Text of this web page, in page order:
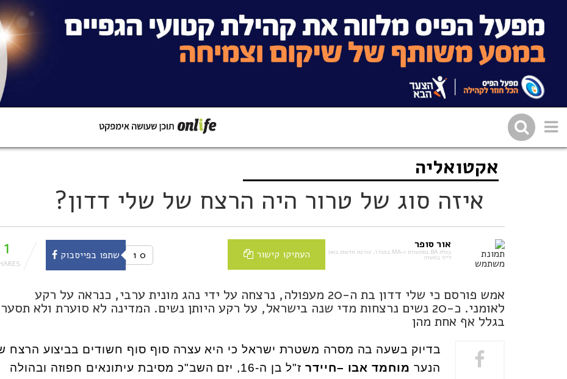
שתפו בפייסבוק
אקטואליה
איזה סוג של טרור היה הרצח של שלי דדון?
אור סופר
בעלת BA בתקשורת ו-MA במגדר, עורכת חדשות באון
לייף במשרה העתיקו קישור 0 שתפו בפייסבוק 1
אמש פורסם כי שלי דדון בת ה-20 מעפולה, נרצחה על ידי נהג מונית ערבי, כנראה על רקע
לאומני. כ-20 נשים נרצחות מדי שנה בישראל, על רקע היותן נשים. המדינה לא סוערת ולא תסער
בגלל אף אחת מהן
בדיוק בשעה בה מסרה משטרת ישראל כי היא עצרה סוף סוף חשודים בביצוע הרצח
הנער מוחמד אבו –חיידר
ז"ל בן ה-16, יזם השב"כ מסיבת עיתונאים חפוזה ובהולה